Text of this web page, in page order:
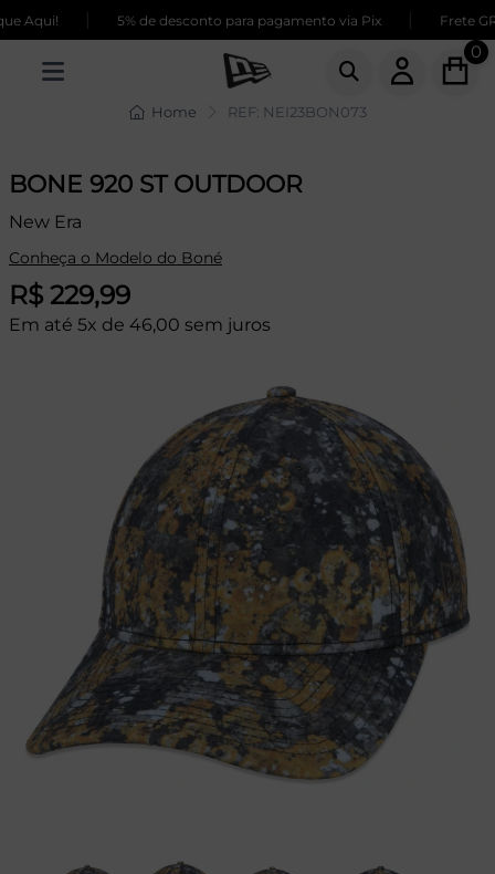
Aqui! 5% de desconto para pagamento via Pix Frete
0
Home REF: NEI23BON073
BONE 920 ST OUTDOOR
New Era
Conheça o Modelo do Boné
R$ 229,99
Em até 5x de 46,00 sem juros